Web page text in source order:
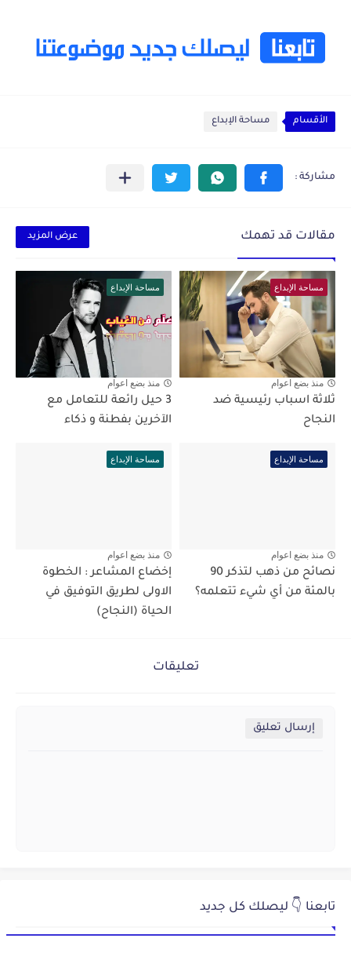
الأقسام مساحة الإبداع
مقالات قد تهمك عرض المزيد
مساحة الإبداع
منذ بضع اعوام
ثلاثة اسباب رئيسية ضد
النجاح
مساحة الإبداع
منذ بضع اعوام
3 حيل رائعة للتعامل مع
الآخرين بفطنة و ذكاء
مساحة الإبداع
منذ بضع اعوام
نصائح من ذهب لتذكر 90
بالمئة من أي شيء تتعلمه؟
مساحة الإبداع
منذ بضع اعوام
إخضاع المشاعر : الخطوة
الاولى لطريق التوفيق في
الحياة (النجاح)
تعليقات
إرسال تعليق
تابعنا 👇 ليصلك كل جديد